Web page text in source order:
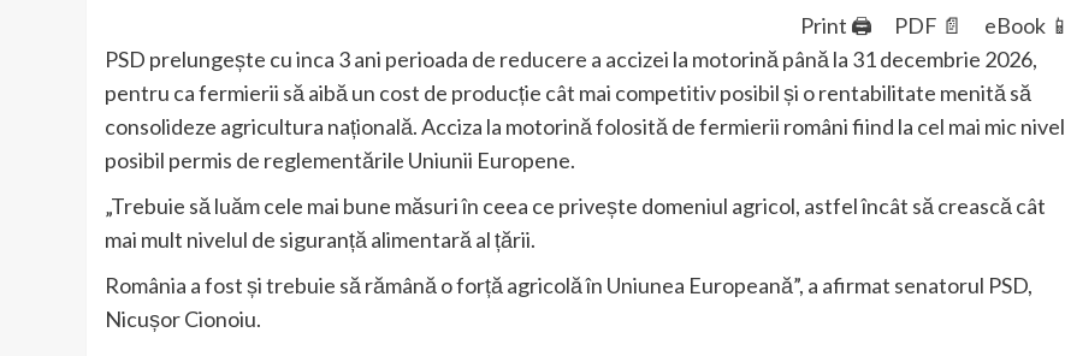
Print 🖨 PDF 📄
eBook 📱
PSD prelungește cu inca 3 ani perioada de reducere a accizei la motorină până la 31 decembrie 2026,
pentru ca fermierii să aibă un cost de producție cât mai competitiv posibil și o rentabilitate menită să
consolideze agricultura națională. Acciza la motorină folosită de fermierii români fiind la cel mai mic nivel
posibil permis de reglementările Uniunii Europene.
„Trebuie să luăm cele mai bune măsuri în ceea ce privește domeniul agricol, astfel încât să crească cât
mai mult nivelul de siguranță alimentară al țării.
România a fost și trebuie să rămână o forță agricolă în Uniunea Europeană”, a afirmat senatorul PSD,
Nicușor Cionoiu.